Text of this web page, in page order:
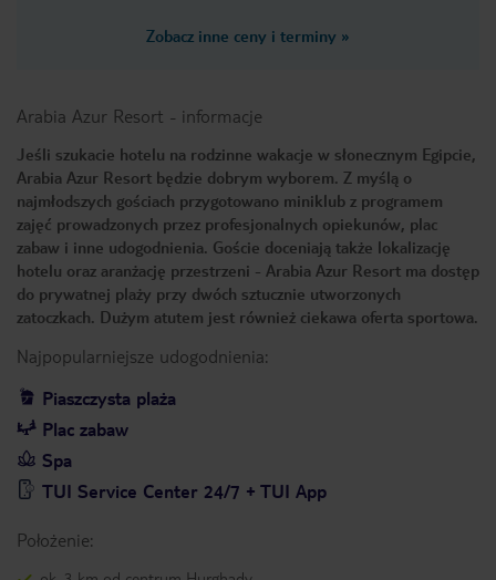
Zobacz inne ceny i terminy »
Arabia Azur Resort - informacje
Jeśli szukacie hotelu na rodzinne wakacje w słonecznym Egipcie,
Arabia Azur Resort będzie dobrym wyborem. Z myślą o
najmłodszych gościach przygotowano miniklub z programem
zajęć prowadzonych przez profesjonalnych opiekunów, plac
zabaw i inne udogodnienia. Goście doceniają także lokalizację
hotelu oraz aranżację przestrzeni - Arabia Azur Resort ma dostęp
do prywatnej plaży przy dwóch sztucznie utworzonych
zatoczkach. Dużym atutem jest również ciekawa oferta sportowa.
Najpopularniejsze udogodnienia:
Piaszczysta plaża
Plac zabaw
Spa
TUI Service Center 24/7 + TUI App
Położenie: